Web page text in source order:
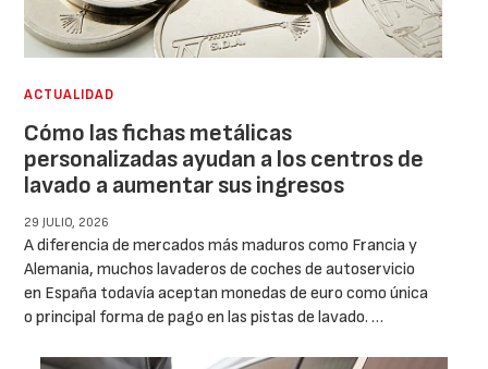
ACTUALIDAD
Cómo las fichas metálicas
personalizadas ayudan a los centros de
lavado a aumentar sus ingresos
29 JULIO, 2026
A diferencia de mercados más maduros como Francia y
Alemania, muchos lavaderos de coches de autoservicio
en España todavía aceptan monedas de euro como única
o principal forma de pago en las pistas de lavado. …